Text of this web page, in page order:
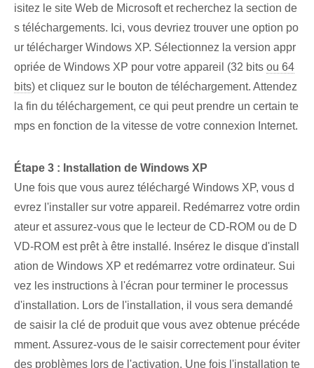
isitez le site Web de Microsoft⁢ et recherchez la section de
s téléchargements. Ici, vous devriez trouver une option po
ur télécharger Windows XP. Sélectionnez la version appr
opriée de Windows XP pour votre appareil (32 bits ou 64
bits) et cliquez sur le bouton de téléchargement. Attendez
la fin du téléchargement, ce qui peut prendre un certain te
mps en fonction de la vitesse de votre connexion Internet.
Étape 3 : Installation de Windows XP
Une fois que vous aurez téléchargé Windows XP, vous d
evrez l'installer sur votre appareil. Redémarrez votre ordin
ateur et assurez-vous que le lecteur de CD-ROM ou de D
VD-ROM est prêt à être installé. Insérez le disque d'install
ation de Windows XP et redémarrez votre ordinateur. Sui
vez les instructions à l'écran pour terminer le processus
d'installation. Lors de l'installation, il vous sera demandé
de saisir la clé de produit que vous avez obtenue précéde
mment. Assurez-vous de le saisir correctement pour éviter
des problèmes lors de l'activation. Une fois l'installation te